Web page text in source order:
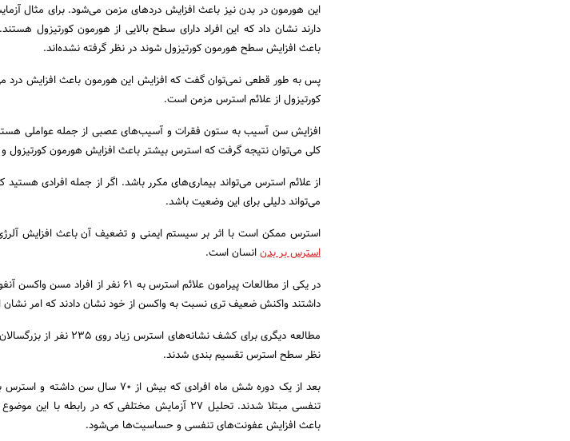
دارند نشان داد که این افراد دارای سطح بالایی از هورمون کورتیزول
باعث افزایش سطح هورمون کورتیزول شوند در نظر گرفته نشده‌اند.
پس به طور قطعی نمی‌توان گفت که افزایش این هورمون باعث افزایش
کورتیزول از علائم استرس مزمن است.
افزایش سن آسیب به ستون فقرات و آسیب‌های عصبی از جمله عواملی
کلی می‌توان نتیجه گرفت که استرس بیشتر باعث افزایش هورمون
از علائم استرس می‌تواند بیماری‌های مکرر باشد. اگر از جمله افرادی
می‌تواند دلیلی برای این وضعیت باشد.
استرس ممکن است با اثر بر سیستم ایمنی و تضعیف آن باعث افزایش
استرس بر بدنانسان است.
در یکی از مطالعات پیرامون علائم استرس به
داشتند واکنش ضعیف‌ تری نسبت به واکسن از خود نشان دادند که امر
مطالعه دیگری برای کشف
نظر سطح استرس تقسیم بندی شدند.
بعد از یک دوره شش ماه افرادی که بیش از
تنفسی مبتلا شدند. تحلیل ۲۷ آزمایش مختلفی که در
باعث افزایش عفونت‌های تنفسی و حساسیت‌ها می‌شود.